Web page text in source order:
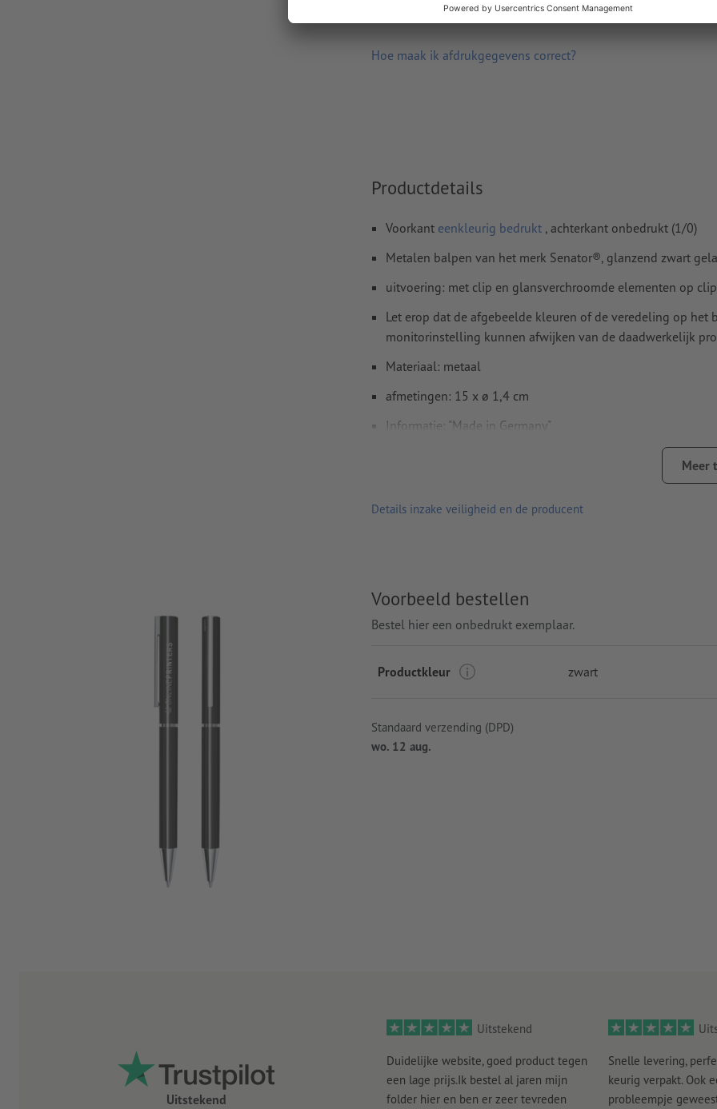
Spel- en zetfoutenworden door ons niet gecontroleerd
Hoe maak ik afdrukgegevens correct?
Productdetails
Voorkant eenkleurig bedrukt , achterkant onbedrukt (1/0)
Metalen balpen van het merk Senator®, glanzend zwart
uitvoering: met clip en glansverchroomde elementen op
Let erop dat de afgebeelde kleuren of de veredeling op
monitorinstelling kunnen afwijken van de daadwerkelijk
Materiaal: metaal
afmetingen: 15 x ø 1,4 cm
Informatie: "Made in Germany"
Stift: Senator®-Magic-flow-G2-stift (1,0 mm), blauw
Verpakking: niet apart verpakt
Meer
Details inzake veiligheid en de producent
Voorbeeld bestellen
Bestel hier een onbedrukt exemplaar.
Productkleur zwart
Standaard verzending (DPD)
wo. 12 aug.
Uitstekend
Uitstekend
Duidelijke website, goed product tegen
een lage prijs.Ik bestel al jaren mijn
folder hier en ben er zeer tevreden
Snelle levering,
keurig verpakt. Ook
probleempje